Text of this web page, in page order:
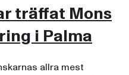
träffat Mons
i Palma
allra mest